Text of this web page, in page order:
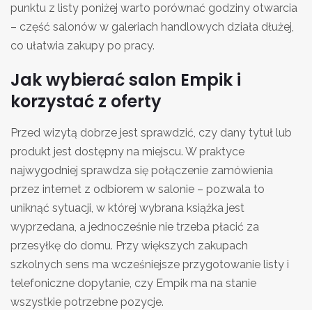
punktu z listy poniżej warto porównać godziny otwarcia
– część salonów w galeriach handlowych działa dłużej,
co ułatwia zakupy po pracy.
Jak wybierać salon Empik i
korzystać z oferty
Przed wizytą dobrze jest sprawdzić, czy dany tytuł lub
produkt jest dostępny na miejscu. W praktyce
najwygodniej sprawdza się połączenie zamówienia
przez internet z odbiorem w salonie – pozwala to
uniknąć sytuacji, w której wybrana książka jest
wyprzedana, a jednocześnie nie trzeba płacić za
przesyłkę do domu. Przy większych zakupach
szkolnych sens ma wcześniejsze przygotowanie listy i
telefoniczne dopytanie, czy Empik ma na stanie
wszystkie potrzebne pozycje.